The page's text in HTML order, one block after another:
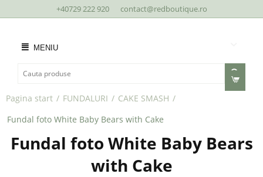
+40729 222 920 contact@redboutique.ro
MENIU
Pagina start / FUNDALURI / CAKE SMASH /
Fundal foto White Baby Bears with Cake
Fundal foto White Baby Bears
with Cake